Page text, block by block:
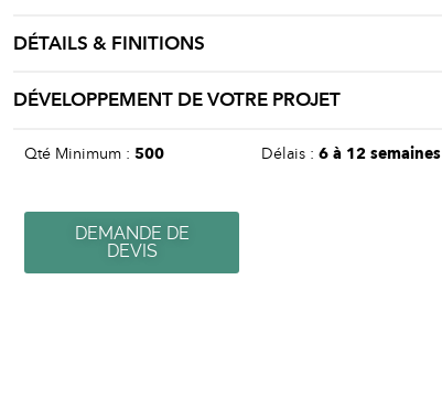
DÉTAILS & FINITIONS
DÉVELOPPEMENT DE VOTRE PROJET
Qté Minimum : 500 Délais : 6 à 12 semaines
DEMANDE DE
DEVIS